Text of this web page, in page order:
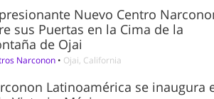
Nuevo Centro
sus Puertas en la Cima de la
de Ojai
Narconon • Ojai, California
Latinoamérica se inaugura